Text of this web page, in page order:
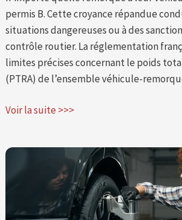
permis B. Cette croyance répandue
situations dangereuses ou à des
contrôle routier. La réglementation
limites précises concernant le poids
(PTRA) de l’ensemble véhicule-
Voir la suite >>>
Comment
parallélisme